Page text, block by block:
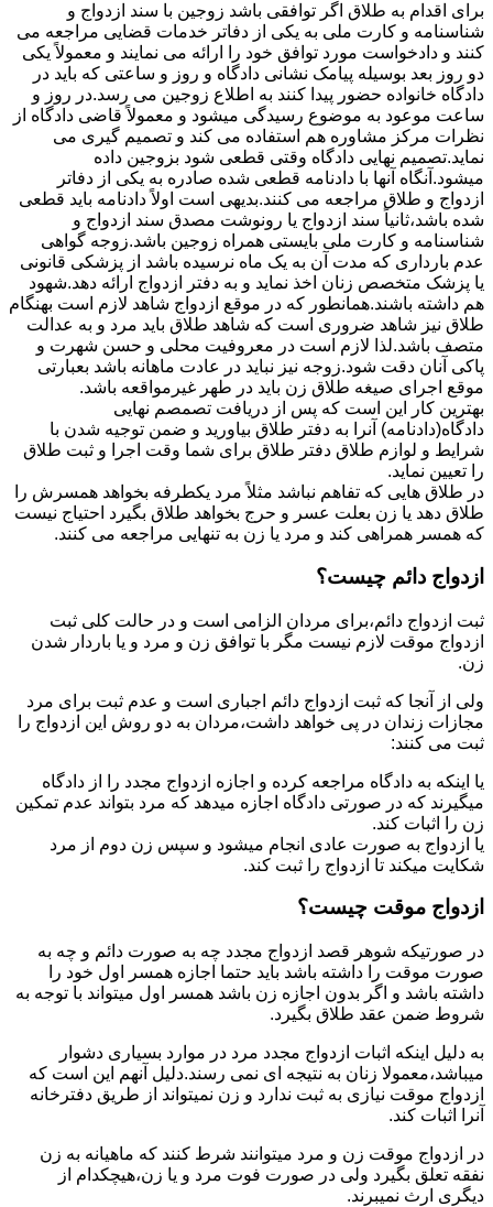
برای اقدام به طلاق اگر توافقی باشد زوجین با سند ازدواج و
شناسنامه و کارت ملی به یکی از دفاتر خدمات قضایی مراجعه می
کنند و دادخواست مورد توافق خود را ارائه می نمایند و معمولاً یکی
دو روز بعد بوسیله پیامک نشانی دادگاه و روز و ساعتی که باید در
دادگاه خانواده حضور پیدا کنند به اطلاع زوجین می رسد.در روز و
ساعت موعود به موضوع رسیدگی میشود و معمولاً قاضی دادگاه از
نظرات مرکز مشاوره هم استفاده می کند و تصمیم گیری می
نماید.تصمیم نهایی دادگاه وقتی قطعی شود بزوجین داده
میشود.آنگاه آنها با دادنامه قطعی شده صادره به یکی از دفاتر
ازدواج و طلاق مراجعه می کنند.بدیهی است اولاً دادنامه باید قطعی
شده باشد،ثانیاً سند ازدواج یا رونوشت مصدق سند ازدواج و
شناسنامه و کارت ملی بایستی همراه زوجین باشد.زوجه گواهی
عدم بارداری که مدت آن به یک ماه نرسیده باشد از پزشکی قانونی
یا پزشک متخصص زنان اخذ نماید و به دفتر ازدواج ارائه دهد.شهود
هم داشته باشند.همانطور که در موقع ازدواج شاهد لازم است بهنگام
طلاق نیز شاهد ضروری است که شاهد طلاق باید مرد و به عدالت
متصف باشد.لذا لازم است در معروفیت محلی و حسن شهرت و
پاکی آنان دقت شود.زوجه نیز نباید در عادت ماهانه باشد بعبارتی
موقع اجرای صیغه طلاق زن باید در طهر غیرمواقعه باشد.
بهترین کار این است که پس از دریافت تصمصم نهایی
دادگاه(دادنامه) آنرا به دفتر طلاق بیاورید و ضمن توجیه شدن با
شرایط و لوازم طلاق دفتر طلاق برای شما وقت اجرا و ثبت طلاق
را تعیین نماید.
در طلاق هایی که تفاهم نباشد مثلاً مرد یکطرفه بخواهد همسرش را
طلاق دهد یا زن بعلت عسر و حرج بخواهد طلاق بگیرد احتیاج نیست
که همسر همراهی کند و مرد یا زن به تنهایی مراجعه می کنند.
ازدواج دائم چیست؟
ثبت ازدواج دائم،برای مردان الزامی است و در حالت کلی ثبت
ازدواج موقت لازم نیست مگر با توافق زن و مرد و یا باردار شدن
زن.
ولی از آنجا که ثبت ازدواج دائم اجباری است و عدم ثبت برای مرد
مجازات زندان در پی خواهد داشت،مردان به دو روش این ازدواج را
ثبت می کنند:
یا اینکه به دادگاه مراجعه کرده و اجازه ازدواج مجدد را از دادگاه
میگیرند که در صورتی دادگاه اجازه میدهد که مرد بتواند عدم تمکین
زن را اثبات کند.
یا ازدواج به صورت عادی انجام میشود و سپس زن دوم از مرد
شکایت میکند تا ازدواج را ثبت کند.
ازدواج موقت چیست؟
در صورتیکه شوهر قصد ازدواج مجدد چه به صورت دائم و چه به
صورت موقت را داشته باشد باید حتما اجازه همسر اول خود را
داشته باشد و اگر بدون اجازه زن باشد همسر اول میتواند با توجه به
شروط ضمن عقد طلاق بگیرد.
به دلیل اینکه اثبات ازدواج مجدد مرد در موارد بسیاری دشوار
میباشد،معمولا زنان به نتیجه ای نمی رسند.دلیل آنهم این است که
ازدواج موقت نیازی به ثبت ندارد و زن نمیتواند از طریق دفترخانه
آنرا اثبات کند.
در ازدواج موقت زن و مرد میتوانند شرط کنند که ماهیانه به زن
نفقه تعلق بگیرد ولی در صورت فوت مرد و یا زن،هیچکدام از
دیگری ارث نمیبرند.